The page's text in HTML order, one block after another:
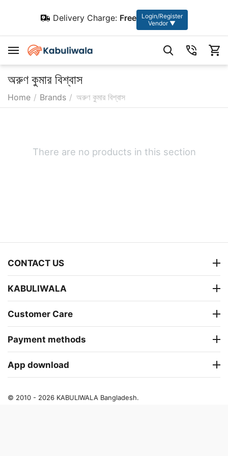
Delivery Charge: Free
Login/Register
Vendor ▼
অরুণ কুমার বিশ্বাস
Home / Brands / অরুণ কুমার বিশ্বাস
There are no products in this section
CONTACT US
KABULIWALA
Customer Care
Payment methods
App download
© 2010 - 2026 KABULIWALA Bangladesh.